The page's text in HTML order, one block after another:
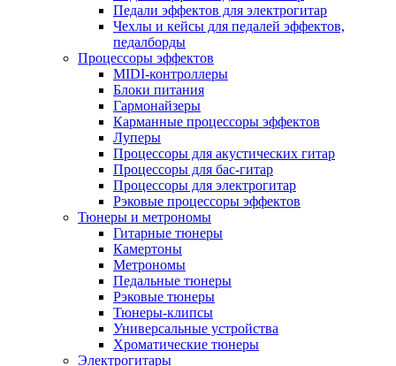
Педали эффектов для электрогитар
Чехлы и кейсы для педалей эффектов,
педалборды
Процессоры эффектов
MIDI-контроллеры
Блоки питания
Гармонайзеры
Карманные процессоры эффектов
Луперы
Процессоры для акустических гитар
Процессоры для бас-гитар
Процессоры для электрогитар
Рэковые процессоры эффектов
Тюнеры и метрономы
Гитарные тюнеры
Камертоны
Метрономы
Педальные тюнеры
Рэковые тюнеры
Тюнеры-клипсы
Универсальные устройства
Хроматические тюнеры
Электрогитары